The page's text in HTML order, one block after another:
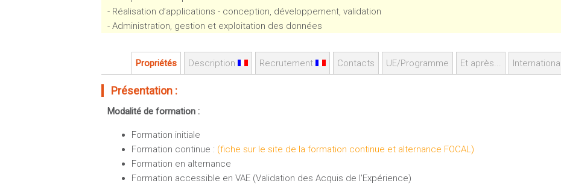
- Réalisation d’applications - conception, développement, validation
- Administration, gestion et exploitation des données
Propriétés Description Recrutement Contacts UE/Programme Et après... International
Présentation :
Modalité de formation :
Formation initiale
Formation continue : (fiche sur le site de la formation continue et alternance FOCAL)
Formation en alternance
Formation accessible en VAE (Validation des Acquis de l'Expérience)